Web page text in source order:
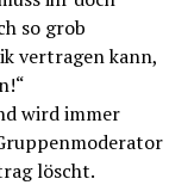
so grob
vertragen kann,
wird immer
löscht.